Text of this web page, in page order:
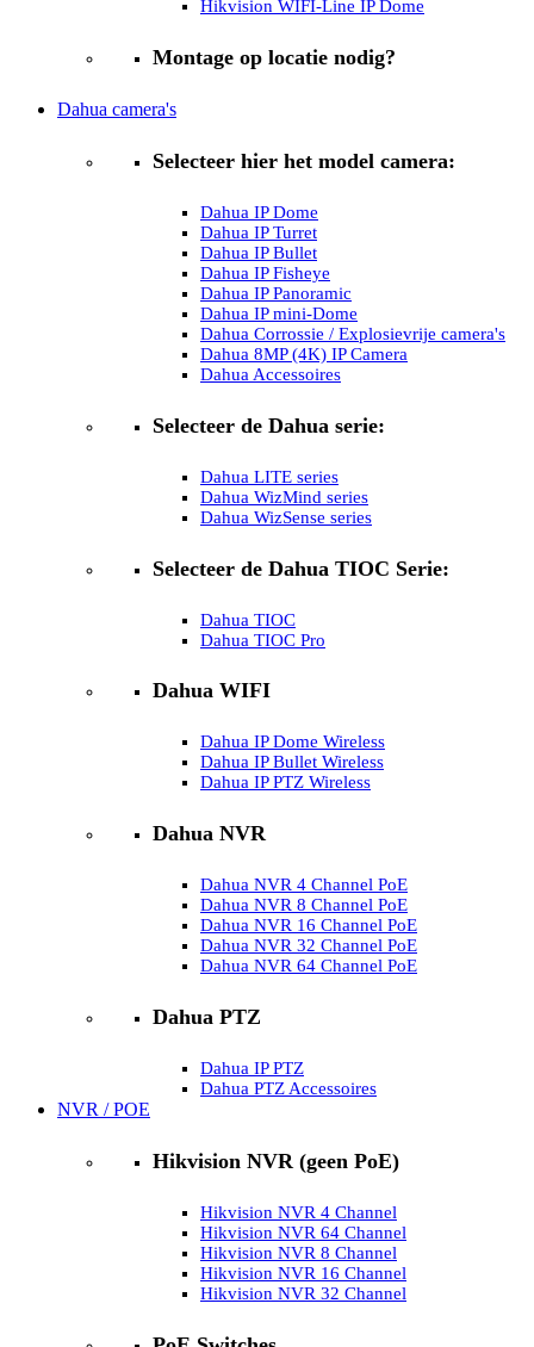
Hikvision WIFI-Line IP Dome
Montage op locatie nodig?
Dahua camera's
Selecteer hier het model camera:
Dahua IP Dome
Dahua IP Turret
Dahua IP Bullet
Dahua IP Fisheye
Dahua IP Panoramic
Dahua IP mini-Dome
Dahua Corrossie / Explosievrije camera's
Dahua 8MP (4K) IP Camera
Dahua Accessoires
Selecteer de Dahua serie:
Dahua LITE series
Dahua WizMind series
Dahua WizSense series
Selecteer de Dahua TIOC Serie:
Dahua TIOC
Dahua TIOC Pro
Dahua WIFI
Dahua IP Dome Wireless
Dahua IP Bullet Wireless
Dahua IP PTZ Wireless
Dahua NVR
Dahua NVR 4 Channel PoE
Dahua NVR 8 Channel PoE
Dahua NVR 16 Channel PoE
Dahua NVR 32 Channel PoE
Dahua NVR 64 Channel PoE
Dahua PTZ
Dahua IP PTZ
Dahua PTZ Accessoires
NVR / POE
Hikvision NVR (geen PoE)
Hikvision NVR 4 Channel
Hikvision NVR 64 Channel
Hikvision NVR 8 Channel
Hikvision NVR 16 Channel
Hikvision NVR 32 Channel